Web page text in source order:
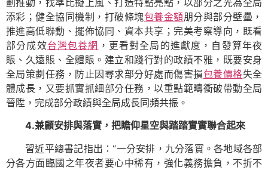
添彩；健全協同機制，打破條塊包養金額朋分與部分壁壘，
推進高低聯動、擺佈協同、資本共享；完美考察導向，既看
部分成效台灣包養網 ，更看對全局的進獻度，自發算年夜
賬、久遠賬、全體賬。建立和踐行對的政績不雅，既要安身
全局策劃任務，防止因尋求部分好處而傷害損包養價格失全
體成長，又要抓實抓細部分任務，以重點範疇衝破帶動全局
晉陞，完成部分政績與全局成長同頻共振。
4.兼顧安排與落實，把瞻仰星空與踏踏實實聯合起來
習近平總書記指出：“一分安排，九分落實。各地域各部
分各方面臨國之年夜者要心中稀有，強化義務擔負，不折不